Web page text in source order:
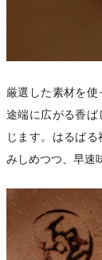
厳選した素材を
途端に広がる香
じます。はるば
みしめつつ、早速